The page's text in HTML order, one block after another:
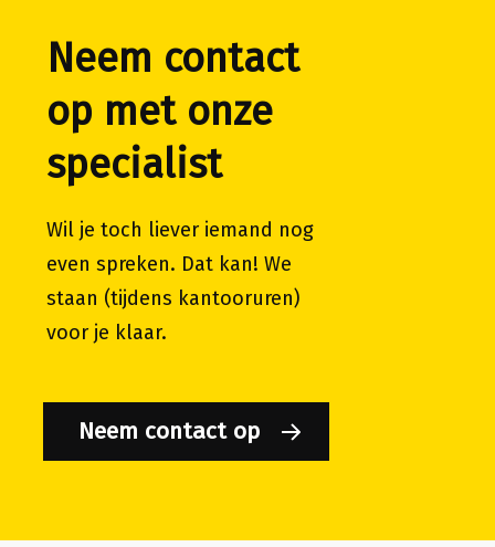
Neem contact
op met onze
specialist
Wil je toch liever iemand nog
even spreken. Dat kan! We
staan (tijdens kantooruren)
voor je klaar.
Neem contact op